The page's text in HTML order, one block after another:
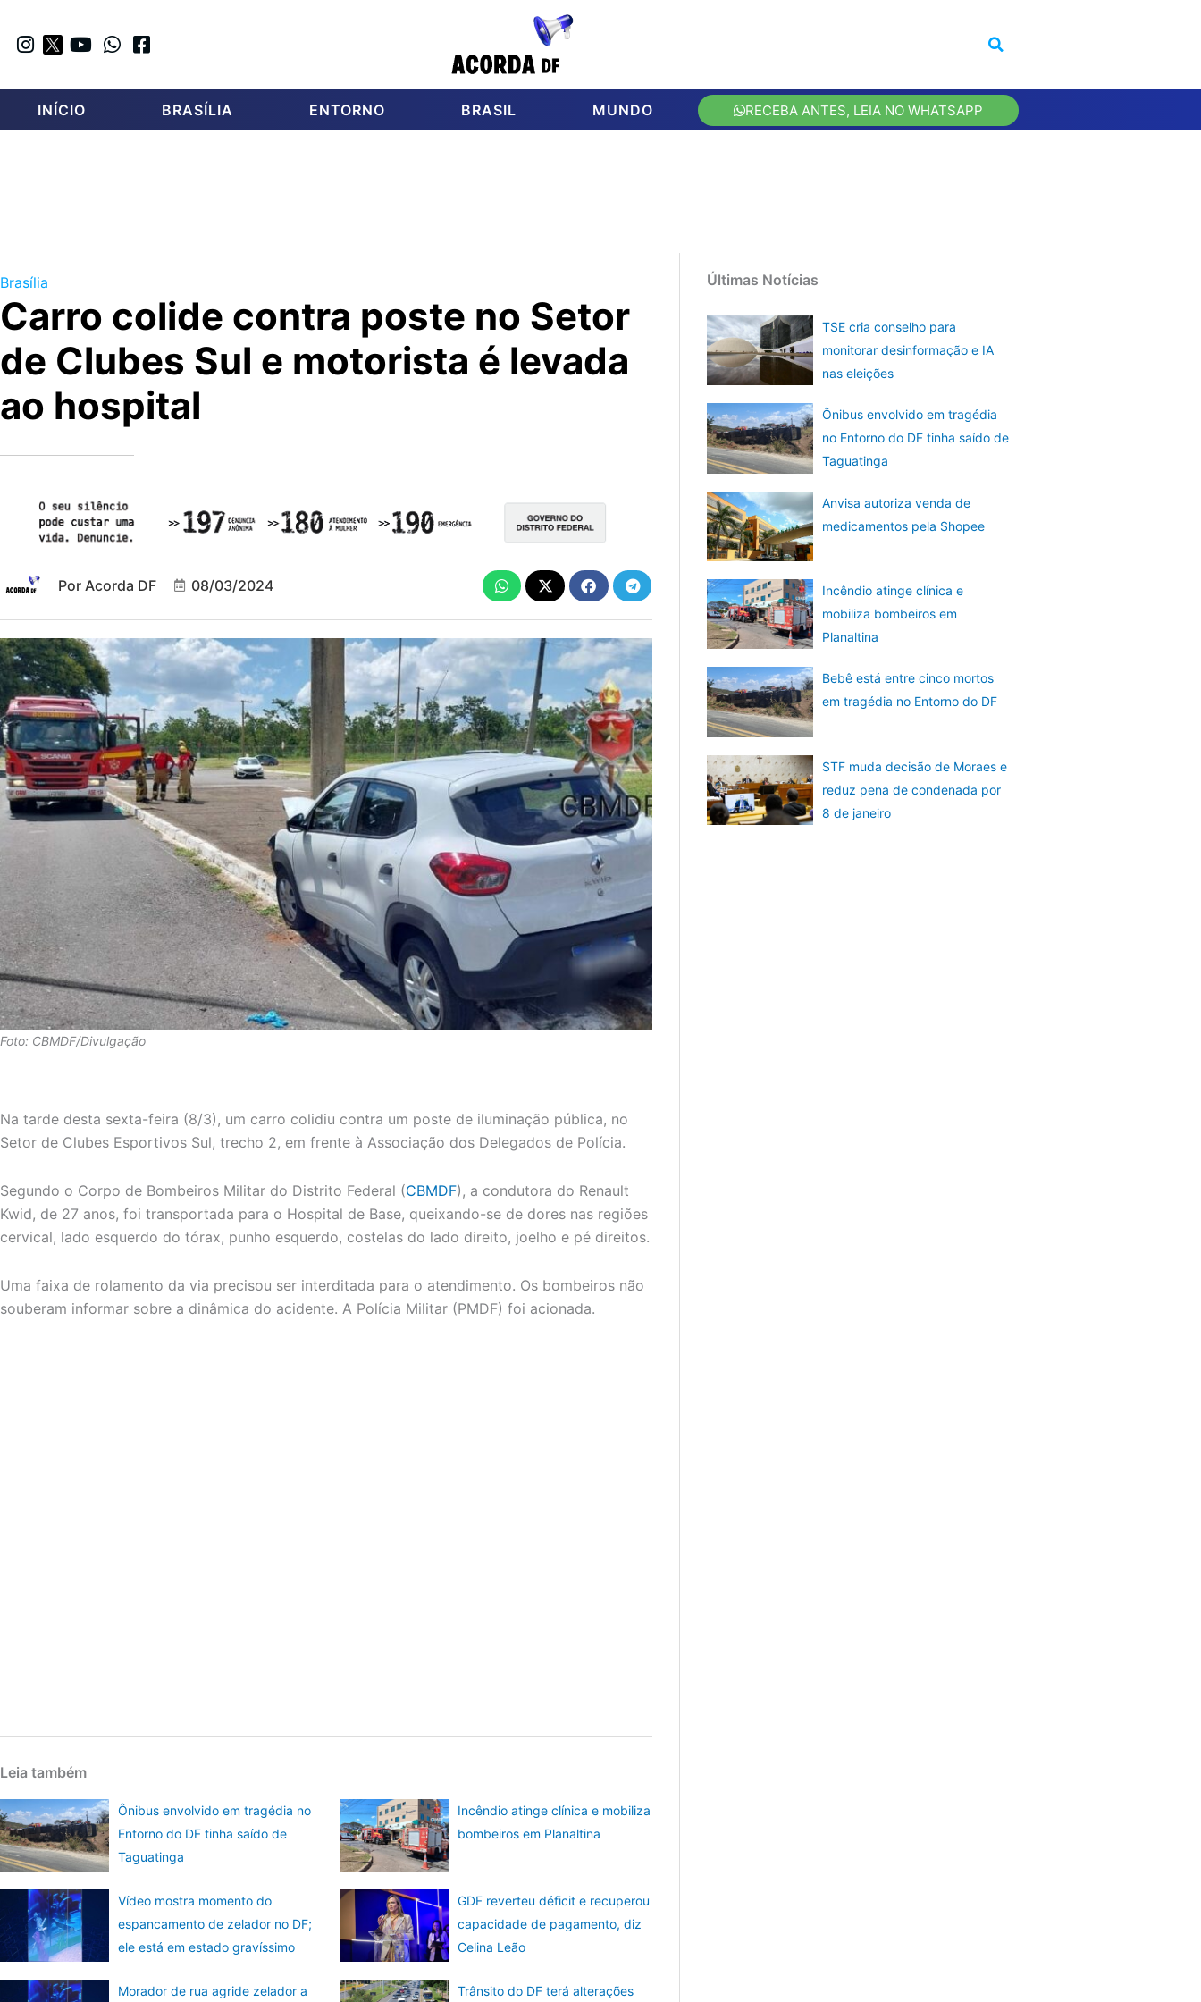
INÍCIO BRASÍLIA ENTORNO BRASIL MUNDO RECEBA ANTES, LEIA NO WHATSAPP
Brasília
Carro colide contra poste no Setor
de Clubes Sul e motorista é levada
ao hospital
Por Acorda DF 08/03/2024
Foto: CBMDF/Divulgação
Na tarde desta sexta-feira (8/3), um carro colidiu contra um poste de iluminação pública, no
Setor de Clubes Esportivos Sul, trecho 2, em frente à Associação dos Delegados de Polícia.
Segundo o Corpo de Bombeiros Militar do Distrito Federal (CBMDF), a condutora do Renault
Kwid, de 27 anos, foi transportada para o Hospital de Base, queixando-se de dores nas regiões
cervical, lado esquerdo do tórax, punho esquerdo, costelas do lado direito, joelho e pé direitos.
Uma faixa de rolamento da via precisou ser interditada para o atendimento. Os bombeiros não
souberam informar sobre a dinâmica do acidente. A Polícia Militar (PMDF) foi acionada.
Leia também
Ônibus envolvido em tragédia no
Entorno do DF tinha saído de
Taguatinga
Incêndio atinge clínica e mobiliza
bombeiros em Planaltina
Vídeo mostra momento do
espancamento de zelador no DF;
ele está em estado gravíssimo
GDF reverteu déficit e recuperou
capacidade de pagamento, diz
Celina Leão
Morador de rua agride zelador a Trânsito do DF terá alterações
Últimas Notícias
TSE cria conselho para
monitorar desinformação e IA
nas eleições
Ônibus envolvido em tragédia
no Entorno do DF tinha saído de
Taguatinga
Anvisa autoriza venda de
medicamentos pela Shopee
Incêndio atinge clínica e
mobiliza bombeiros em
Planaltina
Bebê está entre cinco mortos
em tragédia no Entorno do DF
STF muda decisão de Moraes e
reduz pena de condenada por
8 de janeiro